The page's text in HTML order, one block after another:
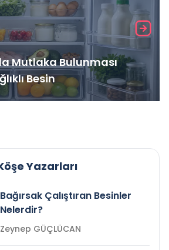
Mutlaka Bulunması
Besin
Yazarları
Bağırsak Çalıştıran Besinler
Nelerdir?
Zeynep GÜÇLÜCAN